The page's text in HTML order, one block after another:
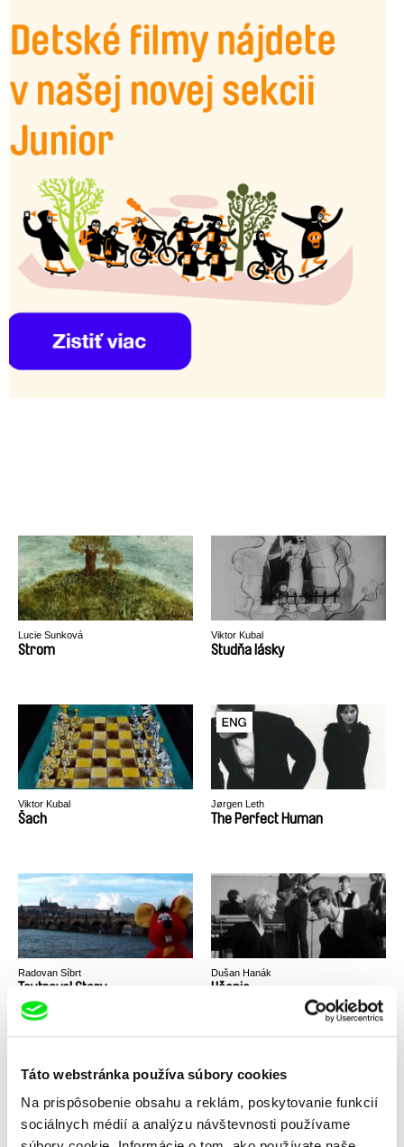
Táto webstránka používa súbory cookies
Na prispôsobenie obsahu a reklám, poskytovanie funkcií
sociálnych médií a analýzu návštevnosti používame
Lucie Sunková
Strom
Viktor Kubal
Studňa lásky
Viktor Kubal
Šach
Jørgen Leth
The Perfect Human
Radovan Síbrt
Toytravel Story
Dušan Hanák
Učenie
Barbora Šimková Martin Slivka